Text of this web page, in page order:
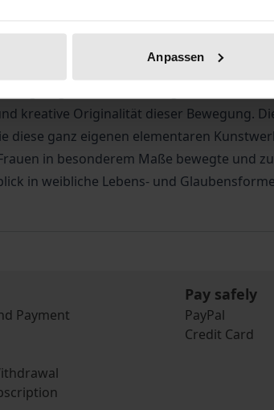
Anpassen
in weiten Teilen Europas zu einer
und selbstbestimmt Lebensmodelle
literarische Zeugnisse und
kreative Originalität dieser Bewegung.
diese ganz eigenen elementaren
in besonderem Maße bewegte und
in weibliche Lebens- und
Payment
Pay safely
PayPal
Credit Card